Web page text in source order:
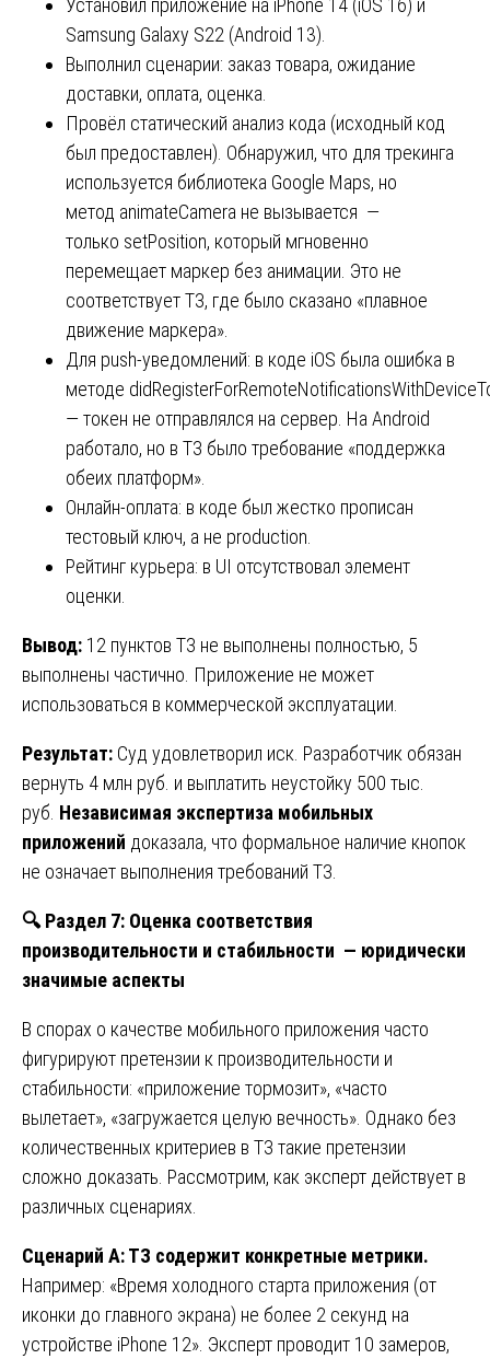
Samsung Galaxy S22 (Android 13).
Выполнил сценарии: заказ товара, ожидание
доставки, оплата, оценка.
Провёл статический анализ кода (исходный код
был предоставлен). Обнаружил, что для трекинга
используется библиотека Google Maps, но
метод animateCamera не вызывается —
только setPosition, который мгновенно
перемещает маркер без анимации. Это не
соответствует ТЗ, где было сказано «плавное
движение маркера».
Для push-уведомлений: в коде iOS была ошибка в
методе
— токен не отправлялся на сервер. На Android
работало, но в ТЗ было требование «поддержка
обеих платформ».
Онлайн-оплата: в коде был жестко прописан
тестовый ключ, а не production.
Рейтинг курьера: в UI отсутствовал элемент
оценки.
Вывод: 12 пунктов ТЗ не выполнены полностью, 5
выполнены частично. Приложение не может
использоваться в коммерческой эксплуатации.
Результат: Суд удовлетворил иск. Разработчик обязан
вернуть 4 млн руб. и выплатить неустойку 500 тыс.
руб. Независимая экспертиза мобильных
приложений доказала, что формальное наличие кнопок
не означает выполнения требований ТЗ.
🔍Раздел 7: Оценка соответствия
производительности и стабильности — юридически
значимые аспекты
В спорах о качестве мобильного приложения часто
фигурируют претензии к производительности и
стабильности: «приложение тормозит», «часто
вылетает», «загружается целую вечность». Однако без
количественных критериев в ТЗ такие претензии
сложно доказать. Рассмотрим, как эксперт действует в
различных сценариях.
Сценарий А: ТЗ содержит конкретные метрики.
Например: «Время холодного старта приложения (от
иконки до главного экрана) не более 2 секунд на
устройстве iPhone 12». Эксперт проводит 10 замеров,